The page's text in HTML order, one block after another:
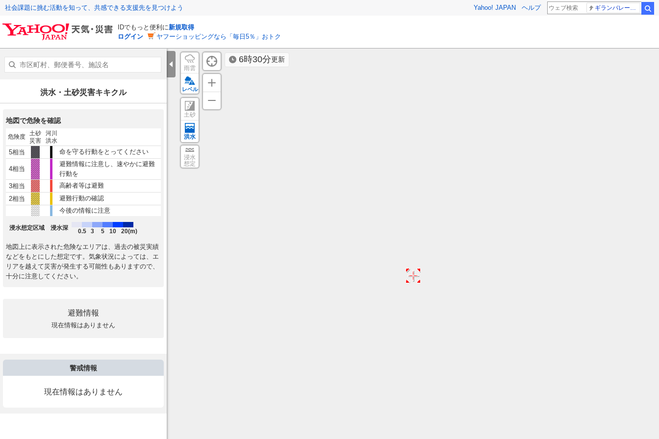
社会課題に挑む活動を知って、共感できる支援先を見つけよう Yahoo! JAPAN ヘルプ
IDでもっと便利に新規取得
ログイン
ヤフーショッピングなら「毎日5％」おトク
6時30分更新
雨雲
レベル
土砂
洪水
浸水
想定
洪水・土砂災害キキクル
地図で危険を確認
危険度 土砂
災害
河川
洪水
5相当 命を守る行動をとってください
4相当
避難情報に注意し、速やかに避難
行動を
3相当
高齢者等は避難
2相当
避難行動の確認
今後の情報に注意
浸水想定区域 浸水深
0.5 3 5 10 20(m)
地図上に表示された危険なエリアは、過去の被災実績
などをもとにした想定です。気象状況によっては、エ
リアを越えて災害が発生する可能性もありますので、
十分に注意してください。
避難情報
現在情報はありません
警戒情報
現在情報はありません